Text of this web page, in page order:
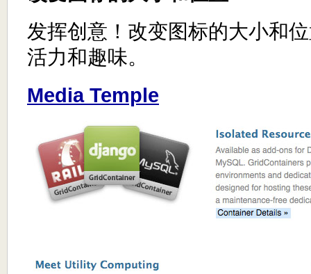
发挥创意！改变图标的大小和
活力和趣味。
Media Temple